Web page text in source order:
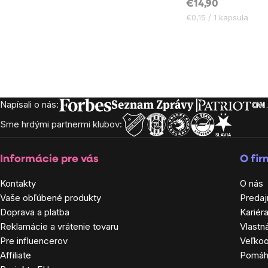
€14,90
Jednotková
€0,15 / 1 kapsula
prvky
výpisu
Zápätie
Napísali o nás:
Sme hrdými partnermi klubov:
Informácie pre vás
Kontakty
Vaše obľúbené produkty
Doprava a platba
Reklamácie a vrátenie tovaru
Pre influencerov
Affiliate
O
O nás
Kariéra